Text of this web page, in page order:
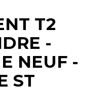
T2
-
NEUF -
ST